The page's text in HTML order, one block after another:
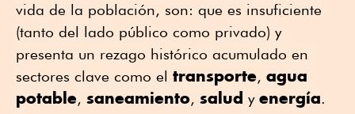
vida de la población, son: que es insuficiente
(tanto del lado público como privado) y
presenta un rezago histórico acumulado en
sectores clave como el transporte, agua
potable, saneamiento, salud y energía.